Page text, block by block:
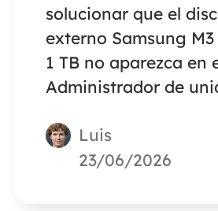
solucionar que el
externo Samsung
1 TB no aparezca en el
Administrador de
leyendo para conocer
información detallada.
Luis
23/06/2026